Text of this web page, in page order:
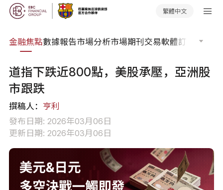
繁體中文
金融焦點數據報告市場分析市場期刊交易軟體訂單流
道指下跌近800點，美股承壓，亞洲股
市跟跌
撰稿人： 亨利
發布日期: 2026年03月06日
更新日期: 2026年03月06日